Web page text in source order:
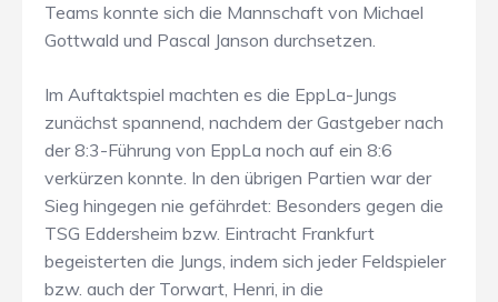
Teams konnte sich die Mannschaft von Michael
Gottwald und Pascal Janson durchsetzen.
Im Auftaktspiel machten es die EppLa-Jungs
zunächst spannend, nachdem der Gastgeber nach
der 8:3-Führung von EppLa noch auf ein 8:6
verkürzen konnte. In den übrigen Partien war der
Sieg hingegen nie gefährdet: Besonders gegen die
TSG Eddersheim bzw. Eintracht Frankfurt
begeisterten die Jungs, indem sich jeder Feldspieler
bzw. auch der Torwart, Henri, in die